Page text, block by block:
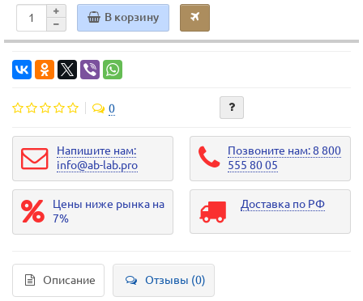
В корзину
0
Напишите нам:
info@ab-lab.pro
Позвоните нам: 8 800
555 80 05
Цены ниже рынка на
7%
Доставка по РФ
Описание Отзывы (0)